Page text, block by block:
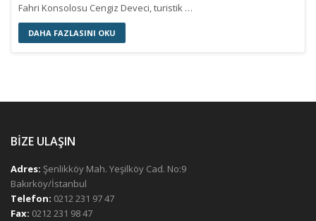
Fahri Konsolosu Cengiz Deveci, turistik …
DAHA FAZLASINI OKU
BİZE ULAŞIN
Adres: Şenlikköy Mah. Yeşilköy Cad. No:9
Bakırköy/İstanbul
Telefon: 0212 231 97 47
Fax: 0212 231 98 47